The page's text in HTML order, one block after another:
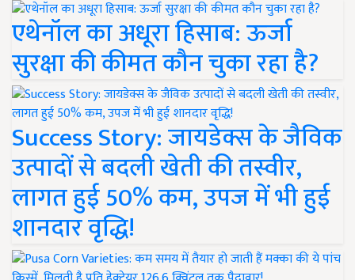
एथेनॉल का अधूरा हिसाब: ऊर्जा
सुरक्षा की कीमत कौन चुका रहा है?
Success Story: जायडेक्स के जैविक
उत्पादों से बदली खेती की तस्वीर,
लागत हुई 50% कम, उपज में भी हुई
शानदार वृद्धि!